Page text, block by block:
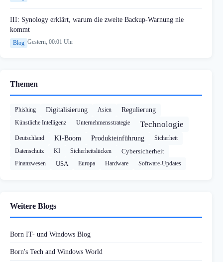
III: Synology erklärt, warum die zweite Backup-Warnung nie
kommt
Blog Gestern, 00:01 Uhr
Themen
Phishing Digitalisierung Asien Regulierung
Künstliche Intelligenz Unternehmensstrategie Technologie
Deutschland KI-Boom Produkteinführung
Sicherheit
Datenschutz
KI Sicherheitslücken Cybersicherheit
Finanzwesen USA Europa Hardware Software-Updates
Weitere Blogs
Born IT- und Windows Blog
Born's Tech and Windows World